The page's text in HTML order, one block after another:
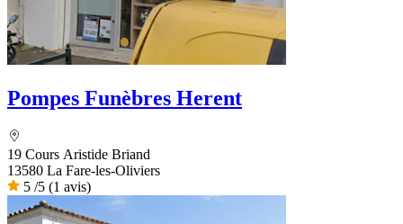
Pompes Funèbres Herent
19 Cours Aristide Briand
13580 La Fare-les-Oliviers
5 /5 (1 avis)